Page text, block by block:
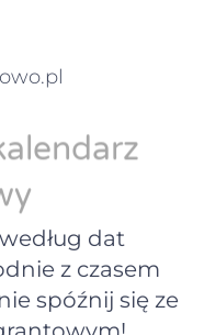
dat
z czasem
spóźnij się ze